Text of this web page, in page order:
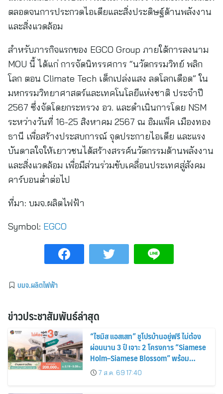
ตลอดจนการประกวดไอเดียและสิ่งประดิษฐ์ด้านพลังงาน
และสิ่งแวดล้อม
สำหรับภารกิจแรกของ EGCO Group ภายใต้การลงนาม
MOU นี้ ได้แก่ การจัดนิทรรศการ “นวัตกรรมวิทย์ พลิก
โลก ตอน Climate Tech เด็กเปล่งแสง ลดโลกเดือด” ใน
มหกรรมวิทยาศาสตร์และเทคโนโลยีแห่งชาติ ประจำปี
2567 ซึ่งจัดโดยกระทรวง อว. และดำเนินการโดย NSM
ระหว่างวันที่ 16-25 สิงหาคม 2567 ณ อิมแพ็ค เมืองทอง
ธานี เพื่อสร้างประสบการณ์ จุดประกายไอเดีย และแรง
บันดาลใจให้เยาวชนได้สร้างสรรค์นวัตกรรมด้านพลังงาน
และสิ่งแวดล้อม เพื่อมีส่วนร่วมขับเคลื่อนประเทศสู่สังคม
คาร์บอนต่ำต่อไป
ที่มา: บมจ.ผลิตไฟฟ้า
Symbol: EGCO
บมจ.ผลิตไฟฟ้า
ข่าวประชาสัมพันธ์ล่าสุด
“ไซมิส แอสเสท” ชูโปรบ้านอยู่ฟรี ไม่ต้อง
ผ่อนนาน 3 ปี เจาะ 2 โครงการ “Siamese
Holm–Siamese Blossom” พร้อม
ส่วนลดและสิทธิพิเศษถึง 31 สิงหาคม
2569
7 ส.ค. 69 17:40